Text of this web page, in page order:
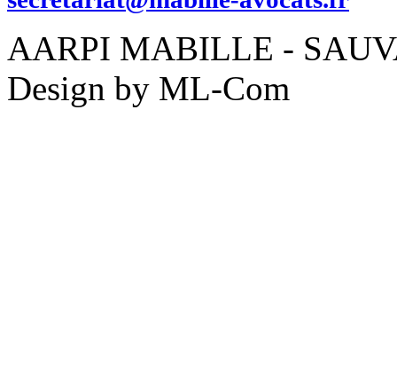
AARPI MABILLE -
Design by ML-Com